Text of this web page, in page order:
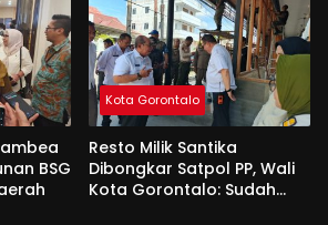
BSG
Kota Gorontalo
Resto Milik Santika
Dibongkar Satpol PP, Wali
Kota Gorontalo: Sudah